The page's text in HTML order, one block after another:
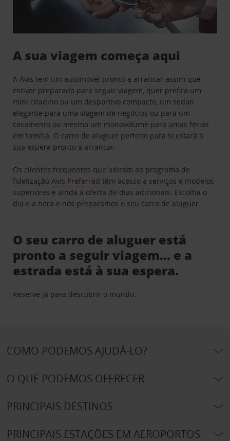
A sua viagem começa aqui
A Avis tem um automóvel pronto a arrancar assim que
estiver preparado para seguir viagem, quer prefira um
mini citadino ou um desportivo compacto, um sedan
elegante para uma viagem de negócios ou para um
casamento ou mesmo um monovolume para umas férias
em família. O carro de aluguer perfeito para si estará à
sua espera pronto a arrancar.
Os clientes frequentes que adiram ao programa de
fidelizaçãoAvis Preferred têm acesso a serviços e modelos
superiores e ainda à oferta de dias adicionais. Escolha o
dia e a hora e nós preparamos o seu carro de aluguer.
O seu carro de aluguer está
pronto a seguir viagem… e a
estrada está à sua espera.
Reserve já para descobrir o mundo.
COMO PODEMOS AJUDÁ-LO?
O QUE PODEMOS OFERECER
PRINCIPAIS DESTINOS
PRINCIPAIS ESTAÇÕES EM AEROPORTOS